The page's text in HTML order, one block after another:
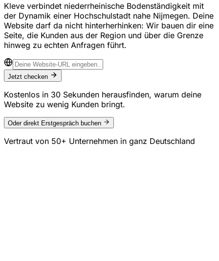
Kleve verbindet niederrheinische Bodenständigkeit mit
der Dynamik einer Hochschulstadt nahe Nijmegen. Deine
Website darf da nicht hinterherhinken: Wir bauen dir eine
Seite, die Kunden aus der Region und über die Grenze
hinweg zu echten Anfragen führt.
Jetzt checken
Kostenlos in 30 Sekunden herausfinden, warum deine
Website zu wenig Kunden bringt.
Oder direkt Erstgespräch buchen
Vertraut von 50+ Unternehmen in ganz Deutschland